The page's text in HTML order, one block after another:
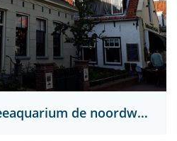
waddencentrum- zeeaquarium de noordwester